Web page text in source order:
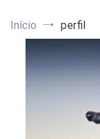
Início perfil